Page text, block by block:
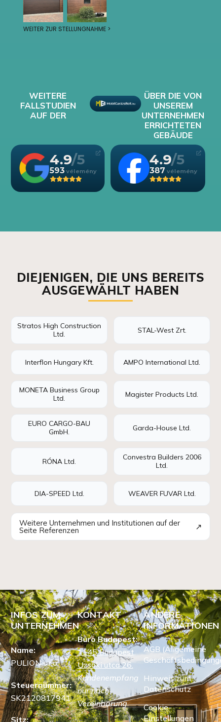
WEITER ZUR STELLUNGNAHME >
WEITERE
FALLSTUDIEN
AUF DER
ÜBER DIE VON
UNSEREM
UNTERNEHMEN
ERRICHTETEN
GEBÄUDE
4.9
593
4.9
387
DIEJENIGEN, DIE UNS BEREITS
AUSGEWÄHLT HABEN
Stratos High Construction
Ltd.
STAL-West Zrt.
Interflon Hungary Kft. AMPO International Ltd.
MONETA Business Group
Ltd.
Magister Products Ltd.
EURO CARGO-BAU
GmbH.
Garda-House Ltd.
RÓNA Ltd.
Convestra Builders 2006
Ltd.
DIA-SPEED Ltd. WEAVER FUVAR Ltd.
Weitere Unternehmen und Institutionen auf der
Seite Referenzen ↗
INFOS ZUM
UNTERNEHMEN
Name:
PULION s.r.o.
Steuernummer:
SK2120817941
Sitz:
KONTAKT
Büro Budapest:
1145 Budapest,
Uzsoki utca 26.
Kundenempfang
nur nach
Vereinbarung.
ANDERE
INFORMATIONEN
AGB (Allgemeine
Hinweis zum
Datenschutz
Cookie-
Einstellungen